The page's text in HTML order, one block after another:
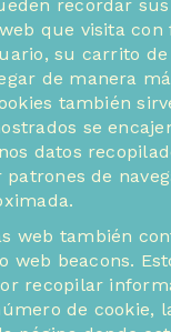
recordar
que visita con
su carrito de
de manera
también
se
datos
de
web también
web beacons.
recopilar
de cookie,